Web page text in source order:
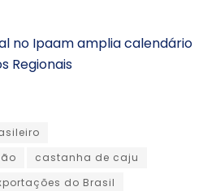
no Ipaam amplia calendário
Regionais
castanha de caju
do Brasil